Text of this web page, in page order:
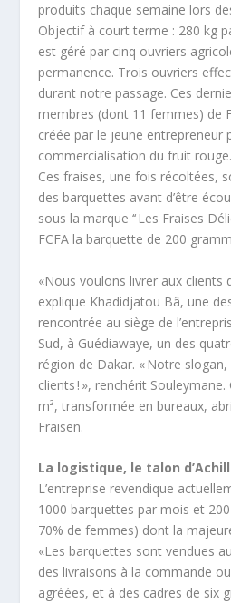
produits chaque semaine lors
Objectif à court terme : 280 kg
est géré par cinq ouvriers
permanence. Trois ouvriers
durant notre passage. Ces
membres (dont 11 femmes) de
créée par le jeune entrepreneur
commercialisation du fruit rouge.
Ces fraises, une fois récoltées,
des barquettes avant d’être
sous la marque ‘‘ Les Fraises
FCFA la barquette de 200
«Nous voulons livrer aux clients
explique Khadidjatou Bâ, une
rencontrée au siège de
Sud, à Guédiawaye, un des
région de Dakar. « Notre slogan,
clients ! », renchérit
m², transformée en bureaux,
Fraisen.
La logistique, le talon
L’entreprise revendique
1000 barquettes par mois et
70% de femmes) dont la
«Les barquettes sont vendues
des livraisons à la commande
agréées, et à des cadres de six